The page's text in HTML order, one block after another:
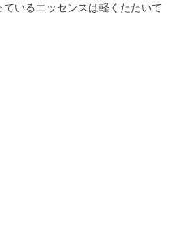
いるエッセンスは軽くたたいて